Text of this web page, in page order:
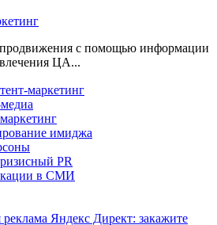
с помощью информации
ЦА...
маркетинг
имиджа
PR
в СМИ
реклама Яндекс Директ: закажите